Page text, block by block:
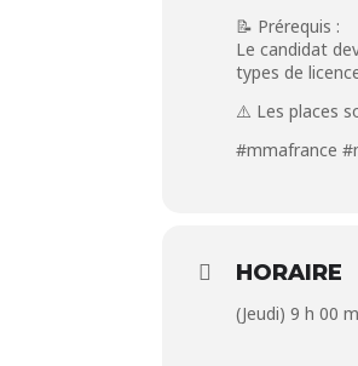
📝 Prérequis :
Le candidat
types de
⚠️ Les places
#mmafrance
HORAIRE
(Jeudi) 9 h 00